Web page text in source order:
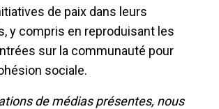
de paix dans leurs
y compris en reproduisant les
sur la communauté pour
sociale.
de médias présentes, nous